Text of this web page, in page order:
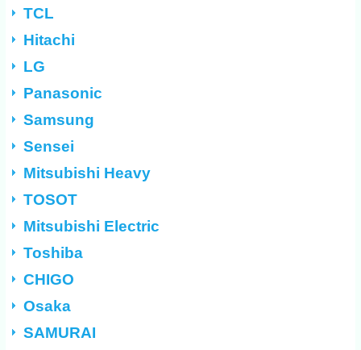
TCL
Hitachi
LG
Panasonic
Samsung
Sensei
Mitsubishi Heavy
TOSOT
Mitsubishi Electric
Toshiba
CHIGO
Osaka
SAMURAI